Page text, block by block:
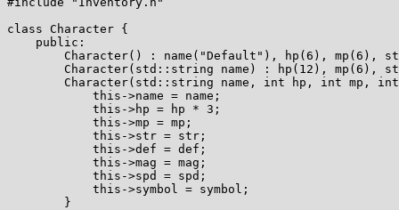
class Character {
    public:
Character() : name("Default"), hp(6), mp(6),
Character(std::string name) : hp(12), mp(6),
Character(std::string name, int hp, int mp,
            this->name = name;
            this->hp = hp * 3;
            this->mp = mp;
            this->str = str;
            this->def = def;
            this->mag = mag;
            this->spd = spd;
            this->symbol = symbol;
        }